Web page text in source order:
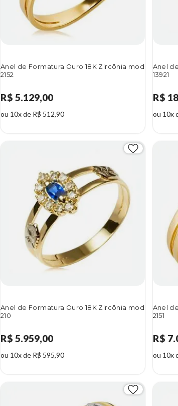
Anel de Formatura Ouro 18K Zircônia mod
2152
R$ 5.129,00
ou 10x de R$ 512,90
Anel
13921
R$
ou 10x
Anel de Formatura Ouro 18K Zircônia mod
210
R$ 5.959,00
ou 10x de R$ 595,90
Anel
2151
R$
ou 10x